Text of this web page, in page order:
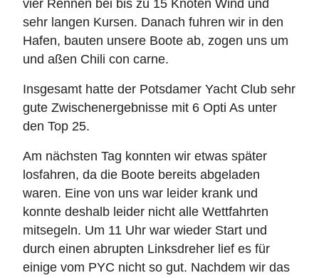
vier Rennen bei bis zu 15 Knoten Wind und
sehr langen Kursen. Danach fuhren wir in den
Hafen, bauten unsere Boote ab, zogen uns um
und aßen Chili con carne.
Insgesamt hatte der Potsdamer Yacht Club sehr
gute Zwischenergebnisse mit 6 Opti As unter
den Top 25.
Am nächsten Tag konnten wir etwas später
losfahren, da die Boote bereits abgeladen
waren. Eine von uns war leider krank und
konnte deshalb leider nicht alle Wettfahrten
mitsegeln. Um 11 Uhr war wieder Start und
durch einen abrupten Linksdreher lief es für
einige vom PYC nicht so gut. Nachdem wir das